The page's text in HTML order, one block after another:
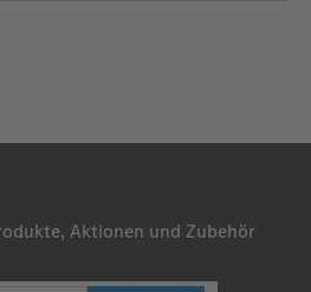
Aktionen und Zubehör